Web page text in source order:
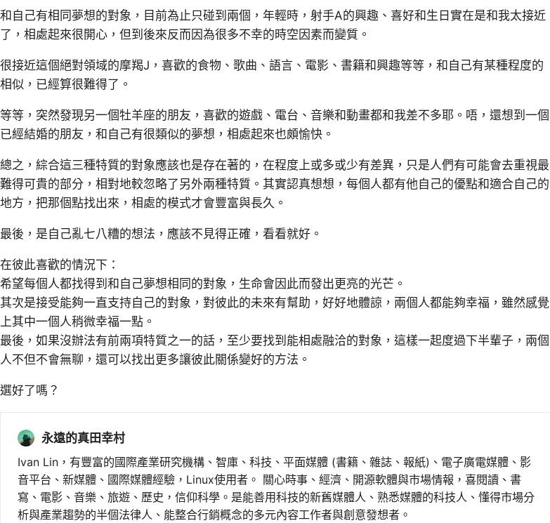
和自己有相同夢想的對象，目前為止只碰到兩個，年輕時，射手A的興趣、喜好和生日實在是和我太接近
了，相處起來很開心，但到後來反而因為很多不幸的時空因素而變質。
很接近這個絕對領域的摩羯J，喜歡的食物、歌曲、語言、電影、書籍和興趣等等，和自己有某種程度的
相似，已經算很難得了。
等等，突然發現另一個牡羊座的朋友，喜歡的遊戲、電台、音樂和動畫都和我差不多耶。唔，還想到一個
已經結婚的朋友，和自己有很類似的夢想，相處起來也頗愉快。
總之，綜合這三種特質的對象應該也是存在著的，在程度上或多或少有差異，只是人們有可能會去重視最
難得可貴的部分，相對地較忽略了另外兩種特質。其實認真想想，每個人都有他自己的優點和適合自己的
地方，把那個點找出來，相處的模式才會豐富與長久。
最後，是自己亂七八糟的想法，應該不見得正確，看看就好。
在彼此喜歡的情況下：
希望每個人都找得到和自己夢想相同的對象，生命會因此而發出更亮的光芒。
其次是接受能夠一直支持自己的對象，對彼此的未來有幫助，好好地體諒，兩個人都能夠幸福，雖然感覺
上其中一個人稍微幸福一點。
最後，如果沒辦法有前兩項特質之一的話，至少要找到能相處融洽的對象，這樣一起度過下半輩子，兩個
人不但不會無聊，還可以找出更多讓彼此關係變好的方法。
選好了嗎？
永遠的真田幸村
Ivan Lin，有豐富的國際產業研究機構、智庫、科技、平面媒體 (書籍、雜誌、報紙)、電子廣電媒體、影
音平台、新媒體、國際媒體經驗，Linux使用者。 關心時事、經濟、開源軟體與市場情報，喜閱讀、書
寫、電影、音樂、旅遊、歷史，信仰科學。是能善用科技的新舊媒體人、熟悉媒體的科技人、懂得市場分
析與產業趨勢的半個法律人、能整合行銷概念的多元內容工作者與創意發想者。